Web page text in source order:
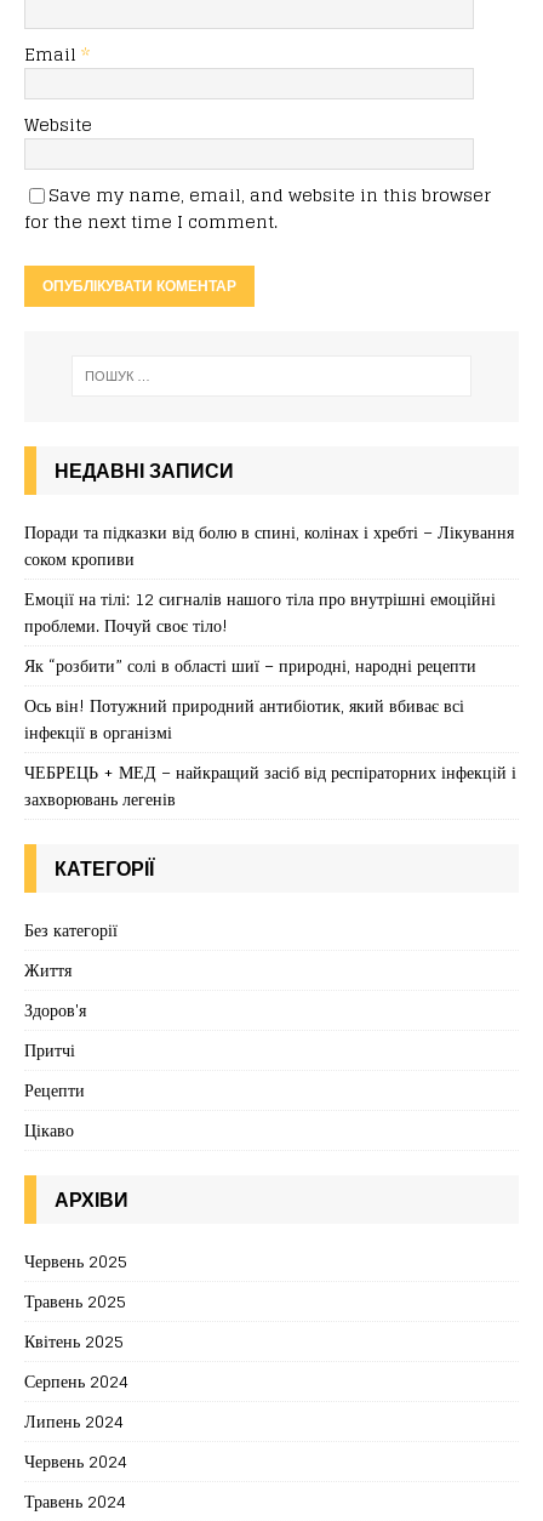
Email *
Website
Save my name, email, and website in this browser
for the next time I comment.
НЕДАВНІ ЗАПИСИ
Поради та підказки від болю в спині, колінах і хребті – Лікування
соком кропиви
Емоції на тілі: 12 сигналів нашого тіла про внутрішні емоційні
проблеми. Почуй своє тіло!
Як “розбити” солі в області шиї – природні, народні рецепти
Ось він! Потужний природний антибіотик, який вбиває всі
інфекції в організмі
ЧЕБРЕЦЬ + МЕД – найкращий засіб від респіраторних інфекцій і
захворювань легенів
КАТЕГОРІЇ
Без категорії
Життя
Здоров'я
Притчі
Рецепти
Цікаво
АРХІВИ
Червень 2025
Травень 2025
Квітень 2025
Серпень 2024
Липень 2024
Червень 2024
Травень 2024